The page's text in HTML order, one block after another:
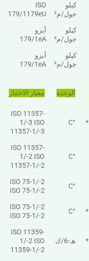
كيلو
جول/م²
ISO
179/1179eU
كيلو
جول/م²
آيزو
179/1eA
كيلو
جول/م²
آيزو
179/1eA
الوحدة معيار الاختبار
°C
ISO 11357-
1/-3 ISO
11357-1/-3
°C
ISO 11357-
1/-2 ISO
11357-1/-2
°C
ISO 75-1/-2
ISO 75-1/-2
°C
ISO 75-1/-2
ISO 75-1/-2
هـ-6/ك
ISO 11359-
1/-2 ISO
11359-1/-2